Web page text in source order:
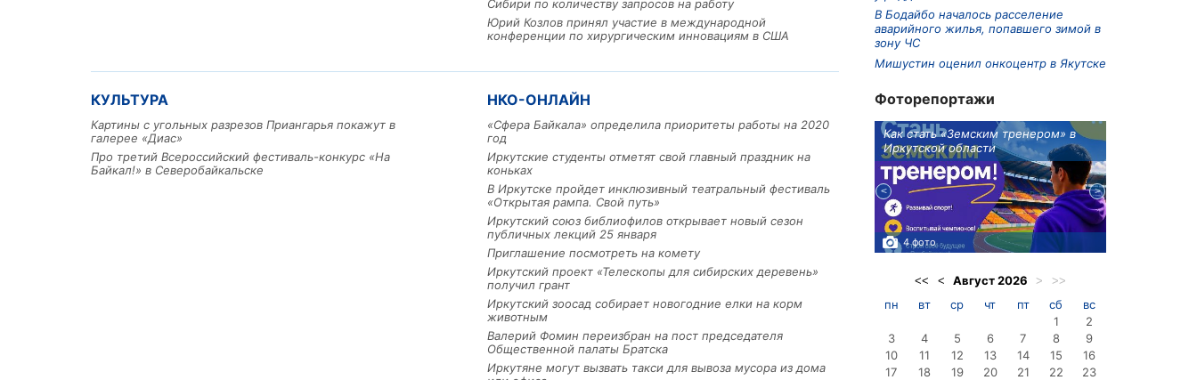
Сибири по количеству запросов на работу
Юрий Козлов принял участие в международной
конференции по хирургическим инновациям в США
КУЛЬТУРА
Картины с угольных разрезов Приангарья покажут в
галерее «Диас»
Про третий Всероссийский фестиваль-конкурс «На
Байкал!» в Северобайкальске
НКО-ОНЛАЙН
«Сфера Байкала» определила приоритеты работы на 2020
год
Иркутские студенты отметят свой главный праздник на
коньках
В Иркутске пройдет инклюзивный театральный фестиваль
«Открытая рампа. Свой путь»
Иркутский союз библиофилов открывает новый сезон
публичных лекций 25 января
Приглашение посмотреть на комету
Иркутский проект «Телескопы для сибирских деревень»
получил грант
Иркутский зоосад собирает новогодние елки на корм
животным
Валерий Фомин переизбран на пост председателя
Общественной палаты Братска
Иркутяне могут вызвать такси для вывоза мусора из дома
В Бодайбо началось расселение
аварийного жилья, попавшего зимой в
зону ЧС
Мишустин оценил онкоцентр в Якутске
Фоторепортажи
Льготный заём в 9 миллионов
машиностроительное предприятие
Как стать «Земским тренером» в
Иркутской области
4 фото
<< < Август2026 > >>
пн вт ср чт пт сб
вс
1
2
3
4 5 6 7 8
9
10
11 12 13 14 15
16
17
18 19 20 21 22 23